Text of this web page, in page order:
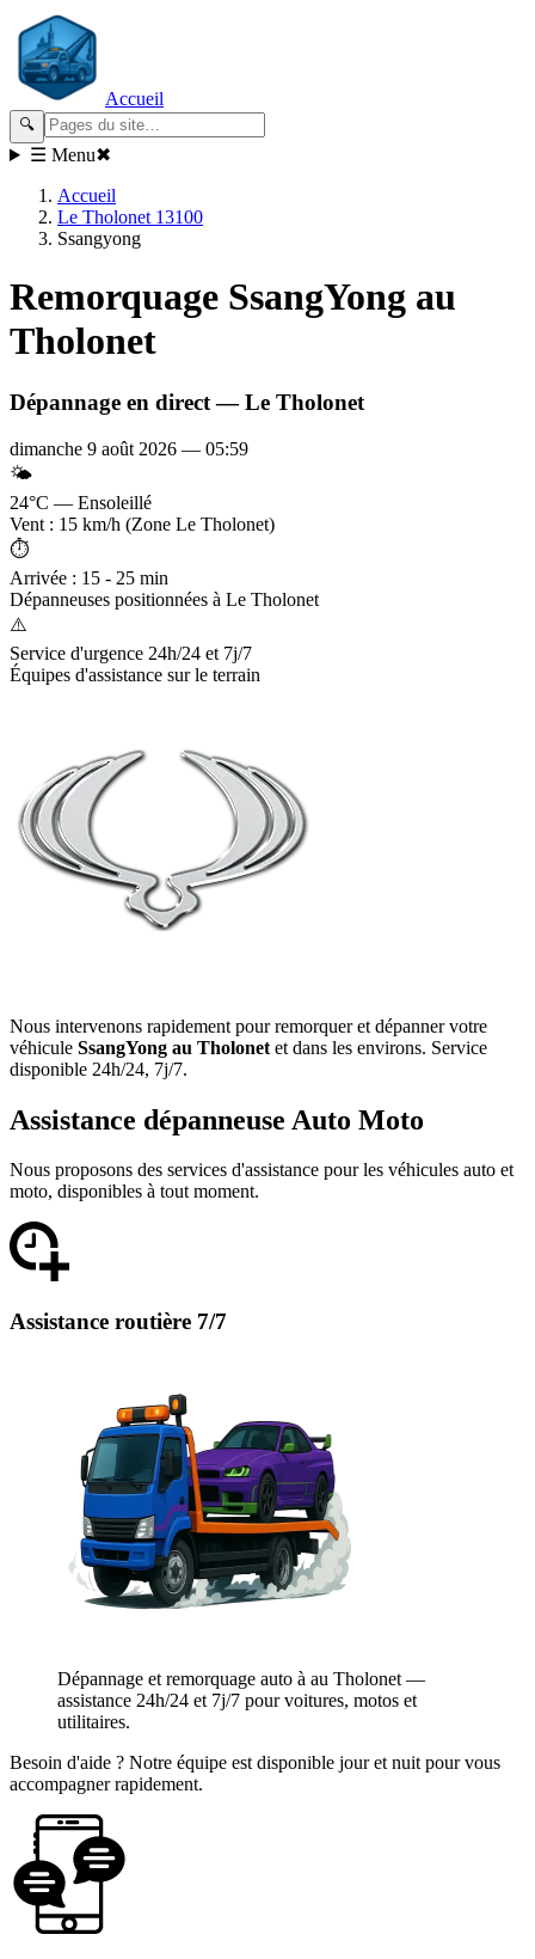
Accueil
🔍
☰ Menu✖
Accueil
Le Tholonet 13100
Ssangyong
Remorquage SsangYong au
Tholonet
Dépannage en direct —Le Tholonet
dimanche 9 août 2026 — 05:59
🌤️
24°C — Ensoleillé
Vent : 15 km/h (Zone Le Tholonet)
⏱️
Arrivée : 15 - 25 min
Dépanneuses positionnées à Le Tholonet
⚠️
Service d'urgence 24h/24 et 7j/7
Équipes d'assistance sur le terrain
Nous intervenons rapidement pour remorquer et dépanner votre
véhicule SsangYong au Tholonet et dans les environs. Service
disponible 24h/24, 7j/7.
Assistance dépanneuse Auto Moto
Nous proposons des services d'assistance pour les véhicules auto et
moto, disponibles à tout moment.
Assistance routière 7/7
Dépannage et remorquage auto à au Tholonet —
assistance 24h/24 et 7j/7 pour voitures, motos et
utilitaires.
Besoin d'aide ? Notre équipe est disponible jour et nuit pour vous
accompagner rapidement.